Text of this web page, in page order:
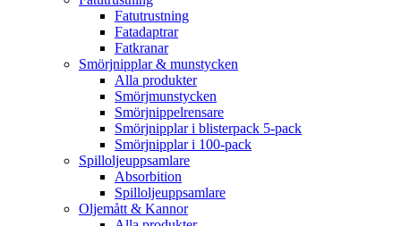
Fatutrustning
Fatadaptrar
Fatkranar
Smörjnipplar & munstycken
Alla produkter
Smörjmunstycken
Smörjnippelrensare
Smörjnipplar i blisterpack 5-pack
Smörjnipplar i 100-pack
Spilloljeuppsamlare
Absorbition
Spilloljeuppsamlare
Oljemått & Kannor